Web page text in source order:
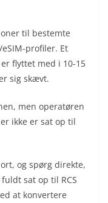
til bestemte
profiler. Et
flyttet med i 10-15
sig skævt.
men operatøren
ikke er sat op til
og spørg direkte,
sat op til RCS
at konvertere